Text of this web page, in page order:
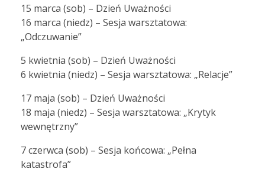
15 marca (sob) – Dzień Uważności
16 marca (niedz) – Sesja warsztatowa:
„Odczuwanie”
5 kwietnia (sob) – Dzień Uważności
6 kwietnia (niedz) – Sesja warsztatowa: „Relacje”
17 maja (sob) – Dzień Uważności
18 maja (niedz) – Sesja warsztatowa: „Krytyk
wewnętrzny”
7 czerwca (sob) – Sesja końcowa: „Pełna
katastrofa”